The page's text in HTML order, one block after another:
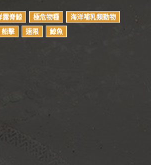
露脊鯨 極危物種
海洋哺乳類動物
船擊 速限 鯨魚